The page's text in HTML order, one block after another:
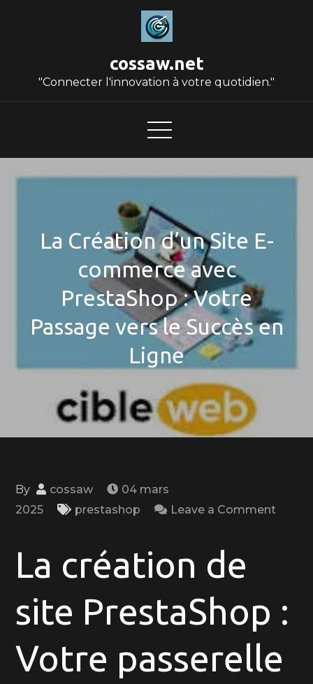
cossaw.net
"Connecter l'innovation à votre quotidien."
La Création d’un Site E-
commerce avec
PrestaShop : Votre
Passage vers le Succès en
Ligne
By cossaw
04 mars
2025
prestashop Leave a Comment
E-
La création de
site PrestaShop :
Votre passerelle